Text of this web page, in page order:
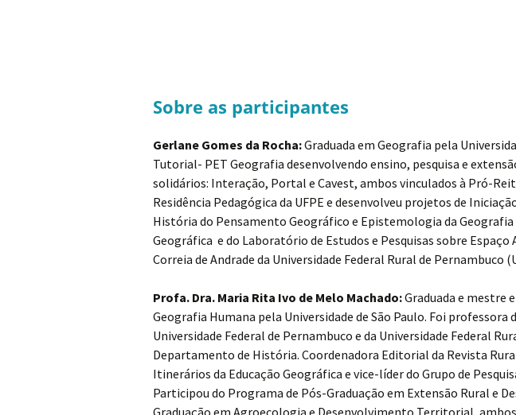
Sobre as participantes
Gerlane Gomes da Rocha:Graduada em Geografia pela
Tutorial- PET Geografia desenvolvendo ensino, pesquisa e
solidários: Interação, Portal e Cavest, ambos vinculados à Pró-
Residência Pedagógica da UFPE e desenvolveu projetos de
História do Pensamento Geográfico e Epistemologia da Geografia
Geográfica e do Laboratório de Estudos e Pesquisas sobre
Correia de Andrade da Universidade Federal Rural de Pernambuco
Profa. Dra. Maria Rita Ivo de Melo Machado:Graduada e mestre
Geografia Humana pela Universidade de São Paulo. Foi
Universidade Federal de Pernambuco e da Universidade Federal
Departamento de História. Coordenadora Editorial da Revista
Itinerários da Educação Geográfica e vice-líder do Grupo de
Participou do Programa de Pós-Graduação em Extensão Rural e
Graduação em Agroecologia e Desenvolvimento Territorial, ambos